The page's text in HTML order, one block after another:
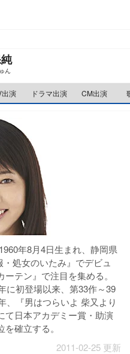
ん
出演 ドラマ出演 CM出演
年8月4日生まれ、静岡県
処女のいたみ』でデビュ
テン』で注目を集める。
に初登場以来、第33作～39
、『男はつらいよ 柴又より
て日本アカデミー賞・助演
確立する。
2011-02-25 更新